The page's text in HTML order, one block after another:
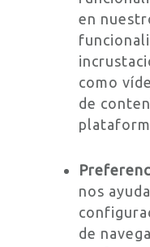
en
como
de
platafor
nos
de